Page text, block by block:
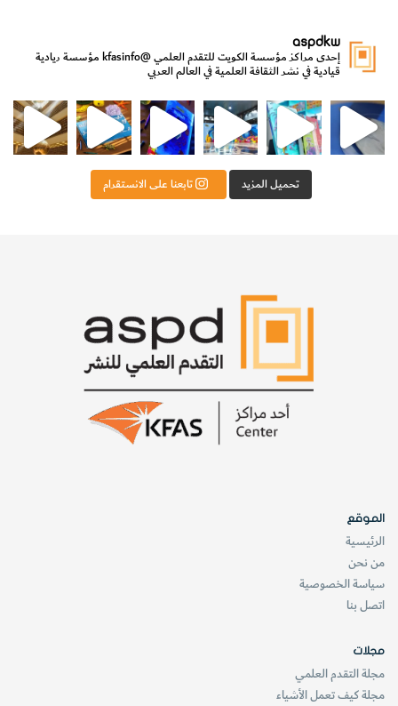
aspdkw
إحدى مراكز مؤسسة الكويت للتقدم العلمي@kfasinfo مؤسسة ريادية
قيادية في نشر الثقافة العلمية في العالم العربي
لشؤون الش
من الأعماق نكتشف ومن الكتب نتعلّم
⁨ ⁨ نتشرف بدعوتكم لزيارة جناح التقدم العلمي للنشر ⁨ رجعنا! ما كنّا بعيد! مجهزين لكم كل جديد!⁩
تحميل المزيد تابعنا على الانستقرام
الموقع
الرئيسية
من نحن
سياسة الخصوصية
اتصل بنا
مجلات
مجلة التقدم العلمي
مجلة كيف تعمل الأشياء